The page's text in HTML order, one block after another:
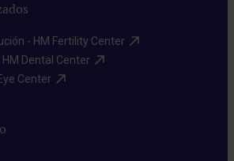
- HM Fertility Center​
Dental Center​
Center​